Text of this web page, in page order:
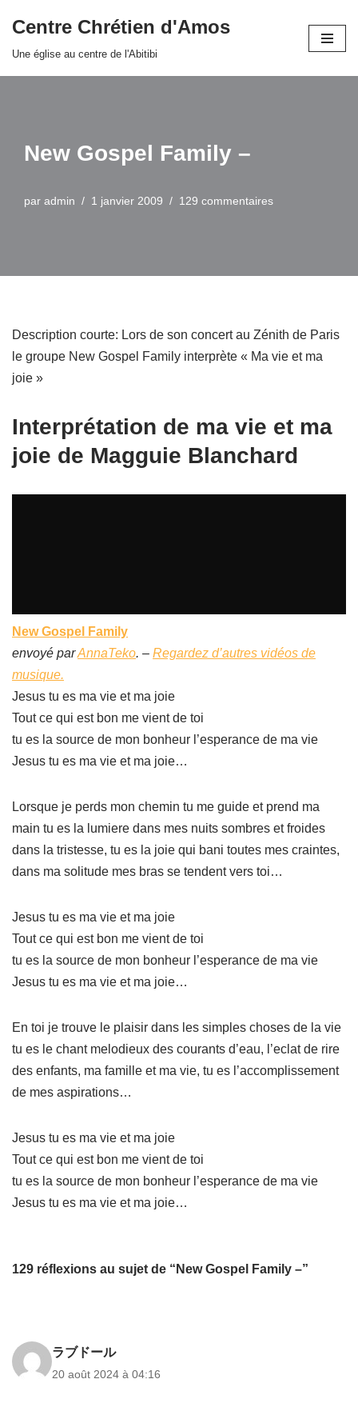
Centre Chrétien d'Amos
Une église au centre de l'Abitibi
New Gospel Family –
par admin 1 janvier 2009 129 commentaires
Description courte: Lors de son concert au Zénith de Paris
le groupe New Gospel Family interprète « Ma vie et ma
joie »
Interprétation de ma vie et ma
joie de Magguie Blanchard
New Gospel Family
envoyé parAnnaTeko. – Regardez d’autres vidéos de
musique.
Jesus tu es ma vie et ma joie
Tout ce qui est bon me vient de toi
tu es la source de mon bonheur l’esperance de ma vie
Jesus tu es ma vie et ma joie…
Lorsque je perds mon chemin tu me guide et prend ma
main tu es la lumiere dans mes nuits sombres et froides
dans la tristesse, tu es la joie qui bani toutes mes craintes,
dans ma solitude mes bras se tendent vers toi…
Jesus tu es ma vie et ma joie
Tout ce qui est bon me vient de toi
tu es la source de mon bonheur l’esperance de ma vie
Jesus tu es ma vie et ma joie…
En toi je trouve le plaisir dans les simples choses de la vie
tu es le chant melodieux des courants d’eau, l’eclat de rire
des enfants, ma famille et ma vie, tu es l’accomplissement
de mes aspirations…
Jesus tu es ma vie et ma joie
Tout ce qui est bon me vient de toi
tu es la source de mon bonheur l’esperance de ma vie
Jesus tu es ma vie et ma joie…
129 réflexions au sujet de “New Gospel Family –”
ラブドール
20 août 2024 à 04:16